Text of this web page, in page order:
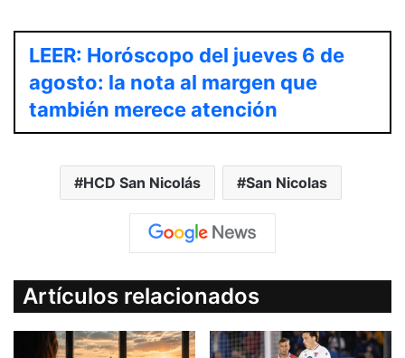
LEER: Horóscopo del jueves 6 de
agosto: la nota al margen que
también merece atención
HCD San Nicolás San Nicolas
Artículos relacionados